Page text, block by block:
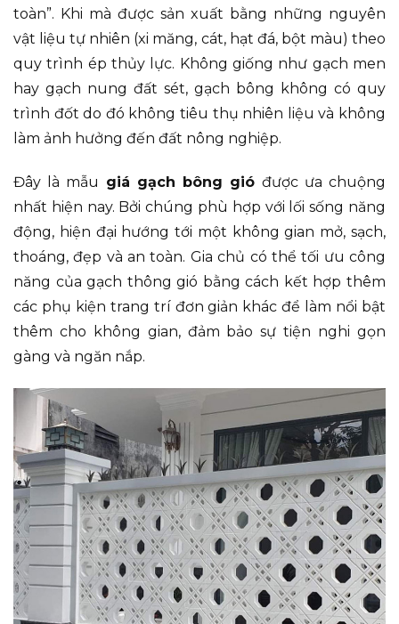
toàn”. Khi mà được sản xuất bằng những nguyên
vật liệu tự nhiên (xi măng, cát, hạt đá, bột màu) theo
quy trình ép thủy lực. Không giống như gạch men
hay gạch nung đất sét, gạch bông không có quy
trình đốt do đó không tiêu thụ nhiên liệu và không
làm ảnh hưởng đến đất nông nghiệp.
Đây là mẫu giá gạch bông gió được ưa chuộng
nhất hiện nay. Bởi chúng phù hợp với lối sống năng
động, hiện đại hướng tới một không gian mở, sạch,
thoáng, đẹp và an toàn. Gia chủ có thể tối ưu công
năng của gạch thông gió bằng cách kết hợp thêm
các phụ kiện trang trí đơn giản khác để làm nổi bật
thêm cho không gian, đảm bảo sự tiện nghi gọn
gàng và ngăn nắp.